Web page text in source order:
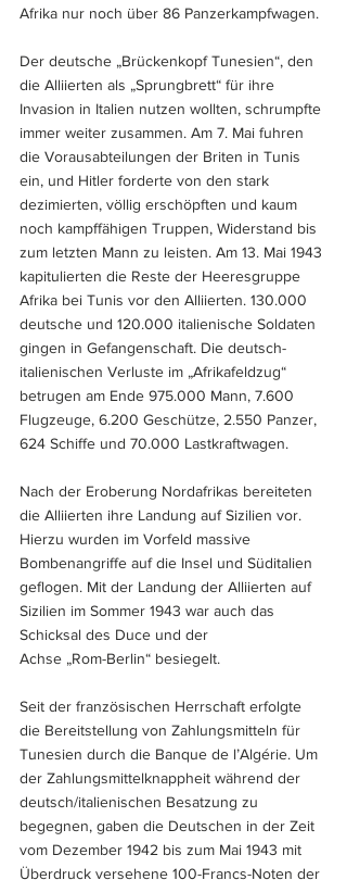
Afrika nur noch über 86 Panzerkampfwagen.
Der deutsche „Brückenkopf Tunesien“, den
die Alliierten als „Sprungbrett“ für ihre
Invasion in Italien nutzen wollten, schrumpfte
immer weiter zusammen. Am 7. Mai fuhren
die Vorausabteilungen der Briten in Tunis
ein, und Hitler forderte von den stark
dezimierten, völlig erschöpften und kaum
noch kampffähigen Truppen, Widerstand bis
zum letzten Mann zu leisten. Am 13. Mai 1943
kapitulierten die Reste der Heeresgruppe
Afrika bei Tunis vor den Alliierten. 130.000
deutsche und 120.000 italienische Soldaten
gingen in Gefangenschaft. Die deutsch-
italienischen Verluste im „Afrikafeldzug“
betrugen am Ende 975.000 Mann, 7.600
Flugzeuge, 6.200 Geschütze, 2.550 Panzer,
624 Schiffe und 70.000 Lastkraftwagen.
Nach der Eroberung Nordafrikas bereiteten
die Alliierten ihre Landung auf Sizilien vor.
Hierzu wurden im Vorfeld massive
Bombenangriffe auf die Insel und Süditalien
geflogen. Mit der Landung der Alliierten auf
Sizilien im Sommer 1943 war auch das
Schicksal des Duce und der
Achse „Rom-Berlin“ besiegelt.
Seit der französischen Herrschaft erfolgte
die Bereitstellung von Zahlungsmitteln für
Tunesien durch die Banque de l’Algérie. Um
der Zahlungsmittelknappheit während der
deutsch/italienischen Besatzung zu
begegnen, gaben die Deutschen in der Zeit
vom Dezember 1942 bis zum Mai 1943 mit
Überdruck versehene 100-Francs-Noten der